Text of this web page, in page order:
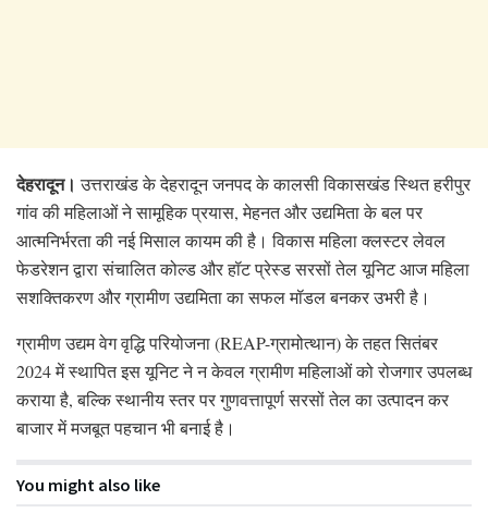
देहरादून। उत्तराखंड के देहरादून जनपद के कालसी विकासखंड स्थित हरीपुर
गांव की महिलाओं ने सामूहिक प्रयास, मेहनत और उद्यमिता के बल पर
आत्मनिर्भरता की नई मिसाल कायम की है। विकास महिला क्लस्टर लेवल
फेडरेशन द्वारा संचालित कोल्ड और हॉट प्रेस्ड सरसों तेल यूनिट आज महिला
सशक्तिकरण और ग्रामीण उद्यमिता का सफल मॉडल बनकर उभरी है।
ग्रामीण उद्यम वेग वृद्धि परियोजना (REAP-ग्रामोत्थान) के तहत सितंबर
2024 में स्थापित इस यूनिट ने न केवल ग्रामीण महिलाओं को रोजगार उपलब्ध
कराया है, बल्कि स्थानीय स्तर पर गुणवत्तापूर्ण सरसों तेल का उत्पादन कर
बाजार में मजबूत पहचान भी बनाई है।
You might also like